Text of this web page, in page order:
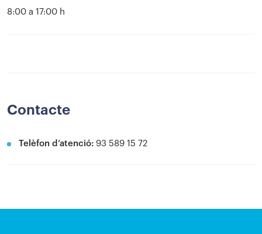
8:00 a 17:00 h
Contacte
Telèfon d’atenció: 93 589 15 72